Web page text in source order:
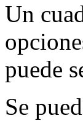
Un
puede
Se